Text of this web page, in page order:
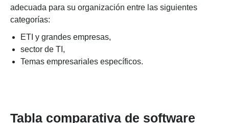
adecuada para su organización entre las siguientes
categorías:
ETI y grandes empresas,
sector de TI,
Temas empresariales específicos.
Tabla comparativa de software